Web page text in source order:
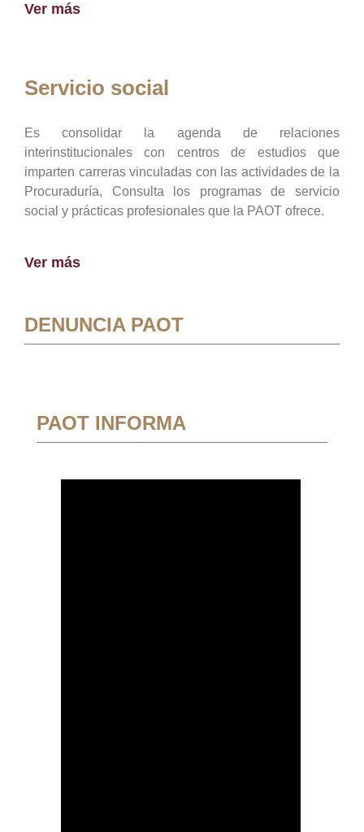
Ver más
Servicio social
Es consolidar la agenda de relaciones
interinstitucionales con centros de estudios que
imparten carreras vinculadas con las actividades de la
Procuraduría, Consulta los programas de servicio
social y prácticas profesionales que la PAOT ofrece.
Ver más
DENUNCIA PAOT
PAOT INFORMA